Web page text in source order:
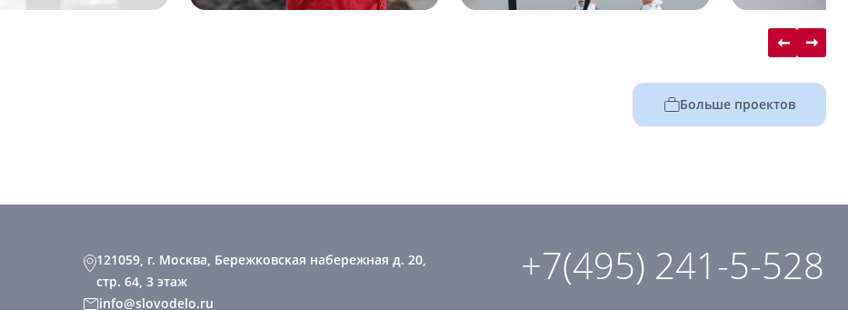
Больше проектов
121059, г. Москва, Бережковская набережная д. 20,
стр. 64, 3 этаж
info@slovodelo.ru
+7(495) 241-5-528